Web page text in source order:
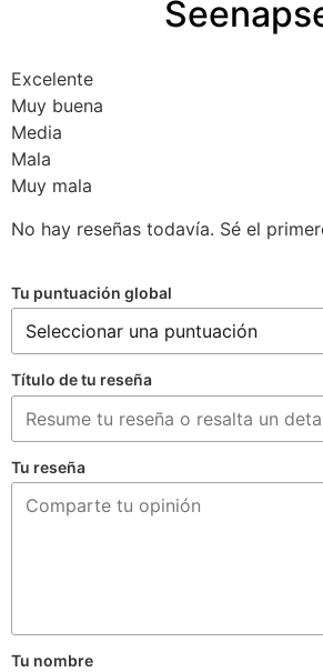
Excelente
Muy buena
Media
Mala
Muy mala
No hay reseñas todavía. Sé el
Tu puntuación global
Título de tu reseña
Tu reseña
Tu nombre